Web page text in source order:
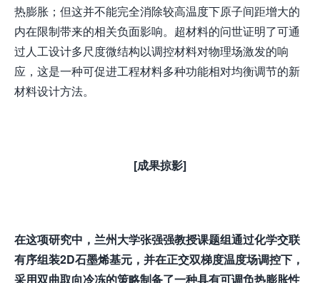
热膨胀；但这并不能完全消除较高温度下原子间距增大的
内在限制带来的相关负面影响。超材料的问世证明了可通
过人工设计多尺度微结构以调控材料对物理场激发的响
应，这是一种可促进工程材料多种功能相对均衡调节的新
材料设计方法。
[成果掠影]
在这项研究中，兰州大学张强强教授课题组通过化学交联
有序组装2D石墨烯基元 ， 并在正交双梯度温度场调控下，
采用双曲取向冷冻的策略制备了一种具有可调负热膨胀性